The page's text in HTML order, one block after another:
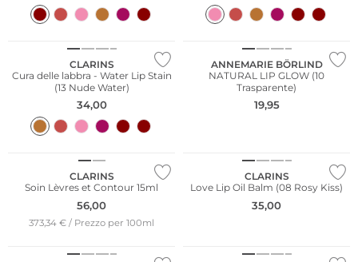
CLARINS
Cura delle labbra - Water Lip Stain
(13 Nude Water)
34,00
Sostenibile
ANNEMARIE BÖRLIND
NATURAL LIP GLOW (10
Trasparente)
19,95
CLARINS
Soin Lèvres et Contour 15ml
56,00
373,34 € / Prezzo per 100ml
CLARINS
Love Lip Oil Balm (08 Rosy Kiss)
35,00